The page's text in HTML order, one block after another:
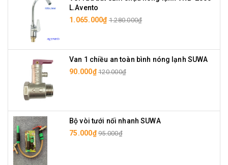
L.Avento
1.065.000₫ 1.280.000₫
Van 1 chiều an toàn bình nóng lạnh SUWA
90.000₫ 120.000₫
Bộ vòi tưới nối nhanh SUWA
75.000₫ 95.000₫